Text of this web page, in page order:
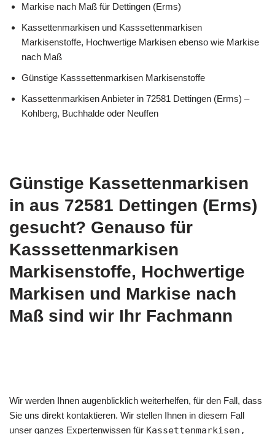
Markise nach Maß für Dettingen (Erms)
Kassettenmarkisen und Kasssettenmarkisen
Markisenstoffe, Hochwertige Markisen ebenso wie Markise
nach Maß
Günstige Kasssettenmarkisen Markisenstoffe
Kassettenmarkisen Anbieter in 72581 Dettingen (Erms) –
Kohlberg, Buchhalde oder Neuffen
Günstige Kassettenmarkisen
in aus 72581 Dettingen (Erms)
gesucht? Genauso für
Kasssettenmarkisen
Markisenstoffe, Hochwertige
Markisen und Markise nach
Maß sind wir Ihr Fachmann
Wir werden Ihnen augenblicklich weiterhelfen, für den Fall, dass
Sie uns direkt kontaktieren. Wir stellen Ihnen in diesem Fall
unser ganzes Expertenwissen für Kassettenmarkisen,